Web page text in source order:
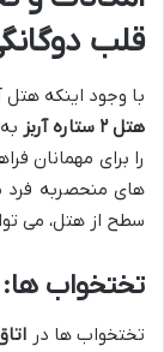
قلب
با وجود اینکه هتل آربز یک هتل ۲
هتل ۲ ستاره آربز
را برای مهمانان
های منحصربه فرد
سطح از هتل، می
تختخواب ها:
تختخواب ها در